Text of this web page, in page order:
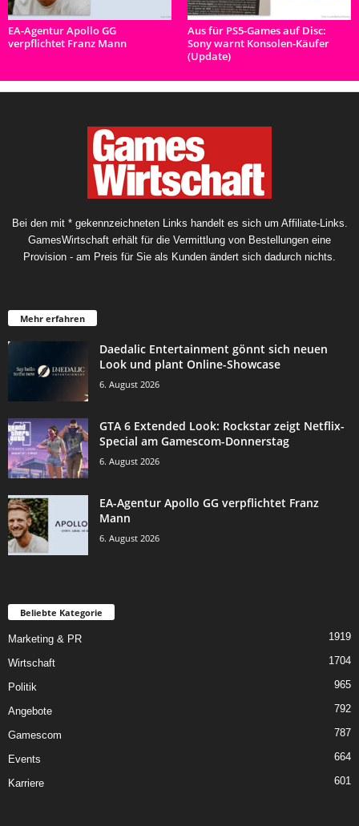
EA-Agentur Apollo GG
verpflichtet Franz Mann
Aus für PS5-Games auf Disc:
Sony warnt Konsolen-Käufer
(Update)
Bei den mit * gekennzeichneten Links handelt es sich um Affiliate-Links.
GamesWirtschaft erhält für die Vermittlung von Bestellungen eine
Provision - am Preis für Sie als Kunden ändert sich dadurch nichts.
Mehr erfahren
Daedalic Entertainment gönnt sich neuen
Look und plant Online-Showcase
6. August 2026
GTA 6 Extended Look: Rockstar zeigt Netflix-
Special am Gamescom-Donnerstag
6. August 2026
EA-Agentur Apollo GG verpflichtet Franz
Mann
6. August 2026
Beliebte Kategorie
Marketing & PR 1919
Wirtschaft 1704
Politik 965
Angebote 792
Gamescom 787
Events 664
Karriere 601